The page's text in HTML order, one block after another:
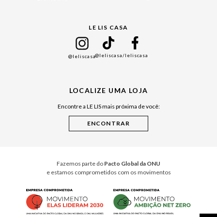
Cuidados Casa
LE LIS CASA
@leliscasa@leliscasa/leliscasa
LOCALIZE UMA LOJA
Encontre a LE LIS mais próxima de você:
Fazemos parte do Pacto Global da ONU
e estamos comprometidos com os movimentos